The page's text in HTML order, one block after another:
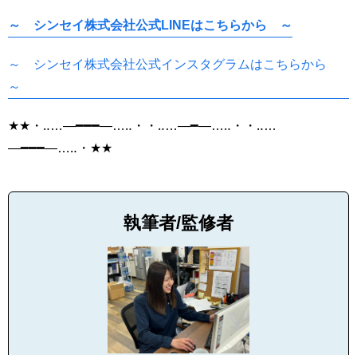
～ シンセイ株式会社公式LINEはこちらから ～
～ シンセイ株式会社公式インスタグラムはこちらから
～
★★ ・ ‥…―━━━―…‥ ・・ ‥…―━―…‥ ・・ ‥…
―━━━―…‥ ・ ★★
執筆者/監修者